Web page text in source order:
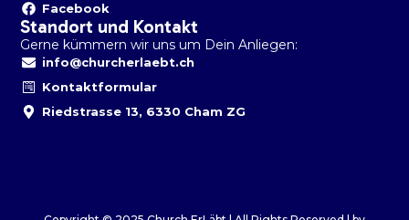
Facebook
Standort und Kontakt
Gerne kümmern wir uns um Dein Anliegen:
info@churcherlaebt.ch
Kontaktformular
Riedstrasse 13, 6330 Cham ZG